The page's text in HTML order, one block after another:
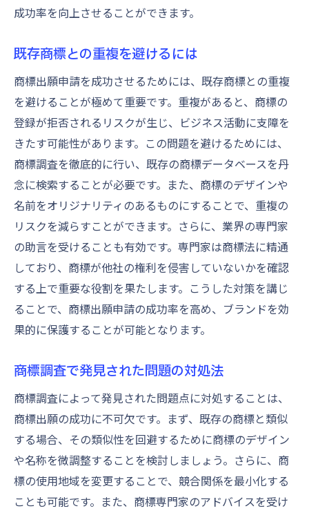
成功率を向上させることができます。
既存商標との重複を避けるには
商標出願申請を成功させるためには、既存商標との重複
を避けることが極めて重要です。重複があると、商標の
登録が拒否されるリスクが生じ、ビジネス活動に支障を
きたす可能性があります。この問題を避けるためには、
商標調査を徹底的に行い、既存の商標データベースを丹
念に検索することが必要です。また、商標のデザインや
名前をオリジナリティのあるものにすることで、重複の
リスクを減らすことができます。さらに、業界の専門家
の助言を受けることも有効です。専門家は商標法に精通
しており、商標が他社の権利を侵害していないかを確認
する上で重要な役割を果たします。こうした対策を講じ
ることで、商標出願申請の成功率を高め、ブランドを効
果的に保護することが可能となります。
商標調査で発見された問題の対処法
商標調査によって発見された問題点に対処することは、
商標出願の成功に不可欠です。まず、既存の商標と類似
する場合、その類似性を回避するために商標のデザイン
や名称を微調整することを検討しましょう。さらに、商
標の使用地域を変更することで、競合関係を最小化する
ことも可能です。また、商標専門家のアドバイスを受け